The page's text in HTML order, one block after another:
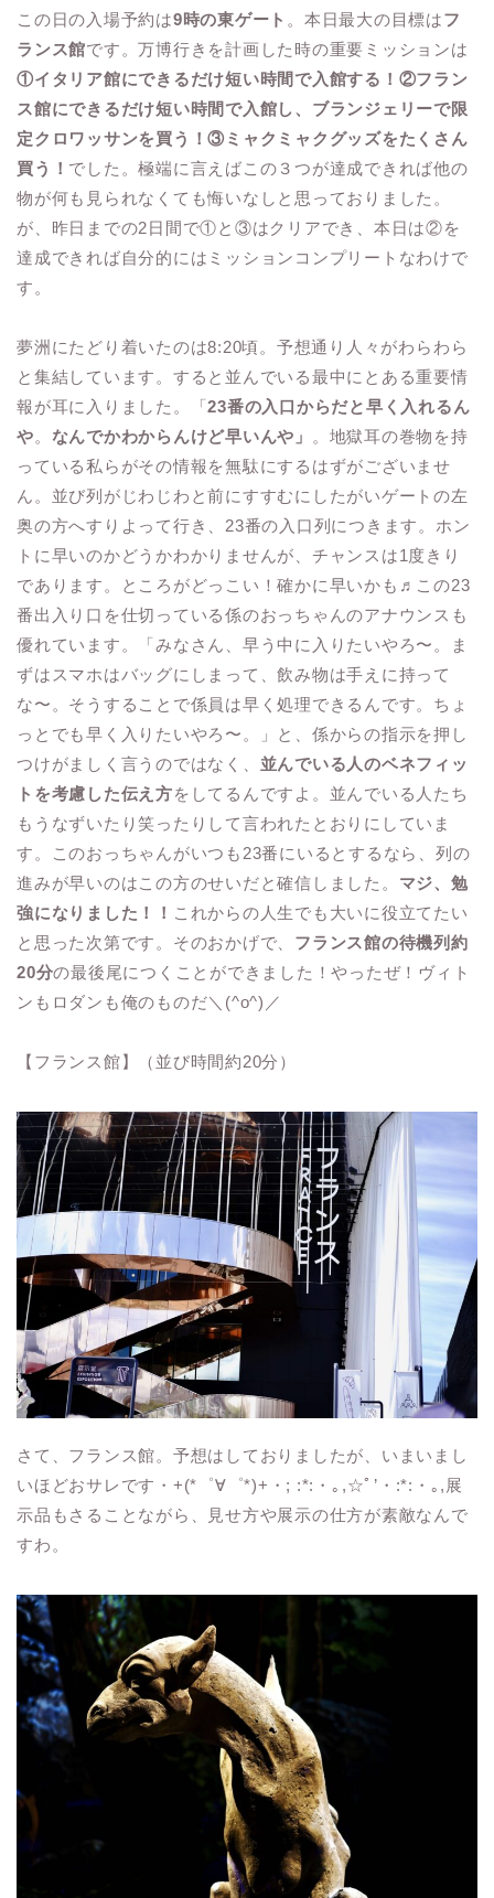
この日の入場予約は9時の東ゲート 。本日最大の目標はフ
ランス館です。万博行きを計画した時の重要ミッションは
①イタリア館にできるだけ短い時間で入館する！②フラン
ス館にできるだけ短い時間で入館し、ブランジェリーで限
定クロワッサンを買う！③ミャクミャクグッズをたくさん
買う！ でした。極端に言えばこの３つが達成できれば他の
物が何も見られなくても悔いなしと思っておりました。
が、昨日までの2日間で①と③はクリアでき、本日は②を
達成できれば自分的にはミッションコンプリートなわけで
す。
夢洲にたどり着いたのは8:20頃。予想通り人々がわらわら
と集結しています。すると並んでいる最中にとある重要情
報が耳に入りました。「23番の入口からだと早く入れるん
や。 なんでかわからんけど早いんや」
。地獄耳の巻物を持
っている私らがその情報を無駄にするはずがございませ
ん。並び列がじわじわと前にすすむにしたがいゲートの左
奥の方へすりよって行き、23番の入口列につきます。ホン
トに早いのかどうかわかりませんが、チャンスは1度きり
であります。ところがどっこい！確かに早いかも♬この23
番出入り口を仕切っている係のおっちゃんのアナウンスも
優れています。「みなさん、早う中に入りたいやろ〜。ま
ずはスマホはバッグにしまって、飲み物は手えに持って
な〜。そうすることで係員は早く処理できるんです。ちょ
っとでも早く入りたいやろ〜。」と、係からの指示を押し
つけがましく言うのではなく、 並んでいる人のベネフィッ
トを考慮した伝え方をしてるんですよ。並んでいる人たち
もうなずいたり笑ったりして言われたとおりにしていま
す。このおっちゃんがいつも23番にいるとするなら、列の
進みが早いのはこの方のせいだと確信しました。 マジ、勉
強になりました！！ これからの人生でも大いに役立てたい
と思った次第です。そのおかげで、 フランス館の待機列約
20分の最後尾につくことができました！やったぜ！ヴィト
ンもロダンも俺のものだ＼(^o^)／
【フランス館】（並び時間約20分）
さて、フランス館。予想はしておりましたが、いまいまし
いほどおサレです・+(*゜∀゜*)+・; :*:・｡,☆ﾟ’・:*:・｡,展
示品もさることながら、見せ方や展示の仕方が素敵なんで
すわ。